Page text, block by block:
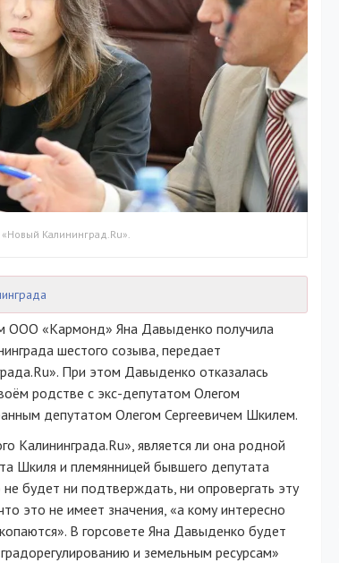
Калининград.Ru».
ООО «Кармонд» Яна Давыденко получила
шестого созыва, передает
При этом Давыденко отказалась
родстве с экс-депутатом Олегом
депутатом Олегом Сергеевичем Шкилем.
Калининграда.Ru», является ли она родной
Шкиля и племянницей бывшего депутата
будет ни подтверждать, ни опровергать эту
это не имеет значения, «а кому интересно
В горсовете Яна Давыденко будет
и земельным ресурсам»